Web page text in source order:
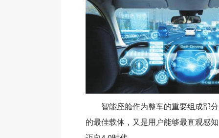
智能座舱作为整车的重要组成部
的最佳载体，又是用户能够最直观感